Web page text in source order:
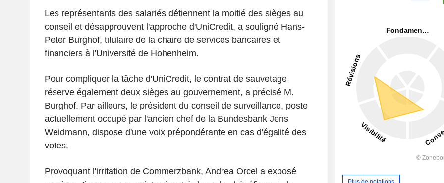
Les représentants des salariés détiennent la moitié des sièges au
conseil et désapprouvent l'approche d'UniCredit, a souligné Hans-
Peter Burghof, titulaire de la chaire de services bancaires et
financiers à l'Université de Hohenheim.
Pour compliquer la tâche d'UniCredit, le contrat de sauvetage
réserve également deux sièges au gouvernement, a précisé M.
Burghof. Par ailleurs, le président du conseil de surveillance, poste
actuellement occupé par l'ancien chef de la Bundesbank Jens
Weidmann, dispose d'une voix prépondérante en cas d'égalité des
votes.
Provoquant l'irritation de Commerzbank, Andrea Orcel a exposé